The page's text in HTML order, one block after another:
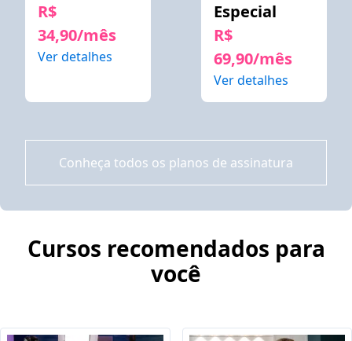
R$
34,90/mês
Ver detalhes
Especial
R$
69,90/mês
Ver detalhes
Conheça todos os planos de assinatura
Cursos recomendados para
você